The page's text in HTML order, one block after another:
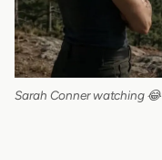
Sarah Conner watching 😂